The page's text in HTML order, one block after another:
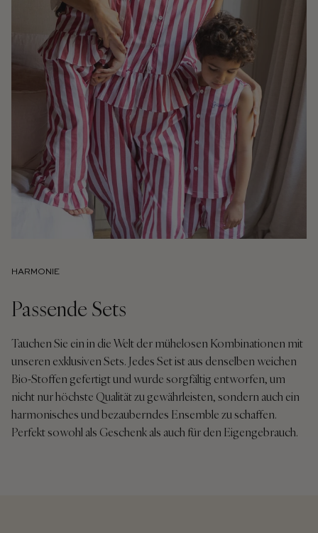
HARMONIE
Passende Sets
Tauchen Sie ein in die Welt der mühelosen Kombinationen mit
unseren exklusiven Sets. Jedes Set ist aus denselben weichen
Bio-Stoffen gefertigt und wurde sorgfältig entworfen, um
nicht nur höchste Qualität zu gewährleisten, sondern auch ein
harmonisches und bezauberndes Ensemble zu schaffen.
Perfekt sowohl als Geschenk als auch für den Eigengebrauch.